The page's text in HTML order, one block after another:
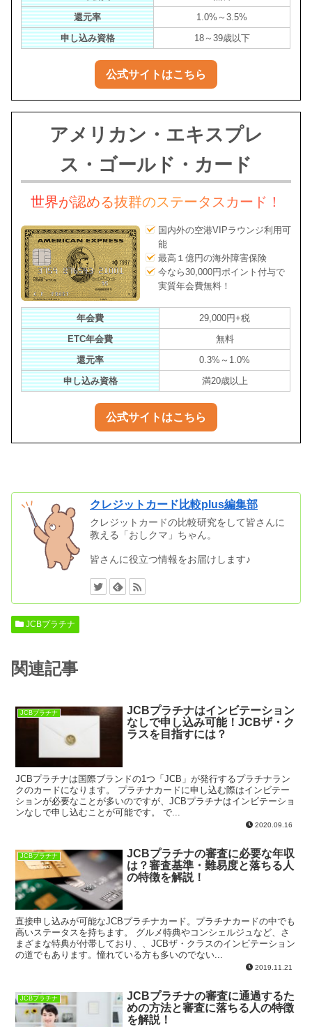
還元率
1.0%～3.5%
申し込み資格
18～39歳以下
公式サイトはこちら
アメリカン・エキスプレ
ス・ゴールド・カード
世界が認める抜群のステータスカード！
国内外の空港VIPラウンジ利用可
能
最高１億円の海外障害保険
今なら30,000円ポイント付与で
実質年会費無料！
年会費
29,000円+税
ETC年会費
無料
還元率
0.3%～1.0%
申し込み資格
満20歳以上
公式サイトはこちら
クレジットカード比較plus編集部
クレジットカードの比較研究をして皆さんに
教える「おしクマ」ちゃん。
皆さんに役立つ情報をお届けします♪
JCBプラチナ
関連記事
JCBプラチナ
JCBプラチナはインビテーション
なしで申し込み可能！JCBザ・ク
ラスを目指すには？
JCBプラチナは国際ブランドの1つ「JCB」が発行するプラチナラン
クのカードになります。 プラチナカードに申し込む際はインビテー
ションが必要なことが多いのですが、JCBプラチナはインビテーショ
ンなしで申し込むことが可能です。 で...
2020.09.16
JCBプラチナ
JCBプラチナの審査に必要な年収
は？審査基準・難易度と落ちる人
の特徴を解説！
直接申し込みが可能なJCBプラチナカード。プラチナカードの中でも
高いステータスを持ちます。 グルメ特典やコンシェルジュなど、さ
まざまな特典が付帯しており、、JCBザ・クラスのインビテーション
の道でもあります。憧れている方も多いのでない...
2019.11.21
JCBプラチナ
JCBプラチナの審査に通過するた
めの方法と審査に落ちる人の特徴
を解説！